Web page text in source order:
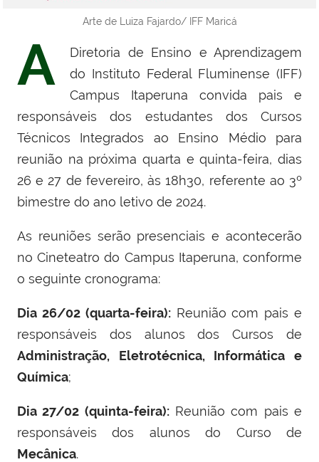
Arte de Luiza Fajardo/ IFF Maricá
A
Diretoria de Ensino e Aprendizagem
do Instituto Federal Fluminense (IFF)
Campus Itaperuna convida pais e
responsáveis dos estudantes dos Cursos
Técnicos Integrados ao Ensino Médio para
reunião na próxima quarta e quinta-feira, dias
26 e 27 de fevereiro, às 18h30, referente ao 3º
bimestre do ano letivo de 2024.
As reuniões serão presenciais e acontecerão
no Cineteatro do Campus Itaperuna, conforme
o seguinte cronograma:
Dia 26/02 (quarta-feira):Reunião com pais e
responsáveis dos alunos dos Cursos de
Administração, Eletrotécnica, Informática e
Química;
Dia 27/02 (quinta-feira):Reunião com pais e
responsáveis dos alunos do Curso de
Mecânica.